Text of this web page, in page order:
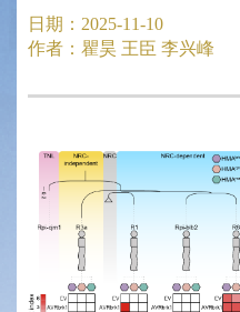
日期： 2025-11-10
作者： 瞿昊 王臣 李兴峰